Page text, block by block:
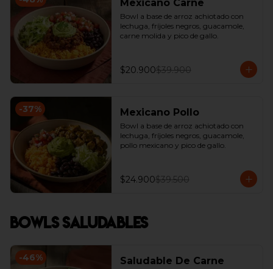
Mexicano Carne
Bowl a base de arroz achiotado con
lechuga, fríjoles negros, guacamole,
carne molida y pico de gallo.
$20.900$39.900
-37% Mexicano Pollo
Bowl a base de arroz achiotado con
lechuga, fríjoles negros, guacamole,
pollo mexicano y pico de gallo.
$24.900$39.500
Bowls Saludables
-46% Saludable De Carne